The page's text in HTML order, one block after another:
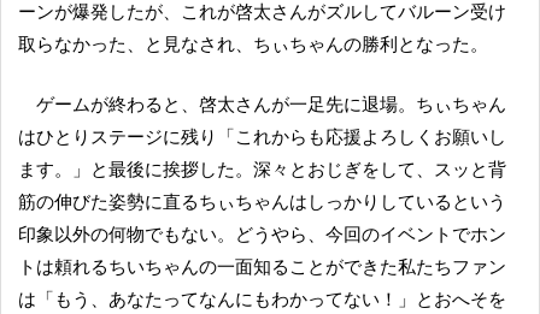
ーンが爆発したが、これが啓太さんがズルしてバルーン受け
取らなかった、と見なされ、ちぃちゃんの勝利となった。
ゲームが終わると、啓太さんが一足先に退場。ちぃちゃん
はひとりステージに残り「これからも応援よろしくお願いし
ます。」と最後に挨拶した。深々とおじぎをして、スッと背
筋の伸びた姿勢に直るちぃちゃんはしっかりしているという
印象以外の何物でもない。どうやら、今回のイベントでホン
トは頼れるちいちゃんの一面知ることができた私たちファン
は「もう、あなたってなんにもわかってない！」とおへそを